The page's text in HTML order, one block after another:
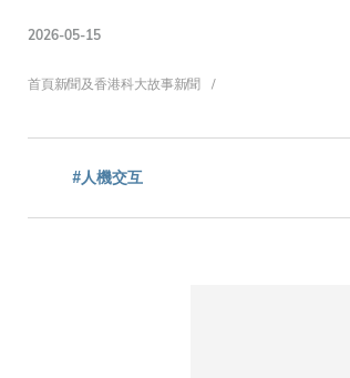
2026-05-15
導
航
首頁新聞及香港科大故事新聞
#人機交互